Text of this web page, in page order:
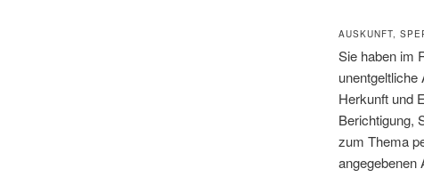
AUSKUNFT,
Sie haben im
Herkunft und
Berichtigung,
zum Thema
angegebenen